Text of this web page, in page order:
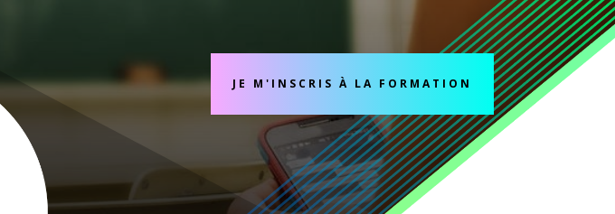
JE M'INSCRIS À LA FORMATION